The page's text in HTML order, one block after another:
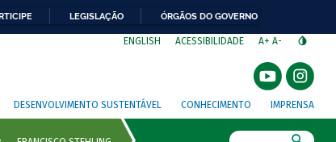
LEGISLAÇÃO ÓRGÃOS DO GOVERNO
ENGLISH ACESSIBILIDADE A+ A-
DESENVOLVIMENTO SUSTENTÁVEL CONHECIMENTO IMPRENSA